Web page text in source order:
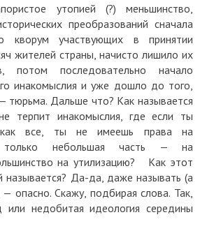
утопией (?) меньшинство,
преобразований сначала
кворум участвующих в принятии
жителей страны, начисто лишило их
потом последовательно начало
инакомыслия и уже дошло до того,
тюрьма. Дальше что? Как называется
терпит инакомыслия, где если ты
все, ты не имеешь права на
только небольшая часть — на
на утилизацию? Как этот
называется? Да-да, даже называть (а
опасно. Скажу, подбирая слова. Так,
или недобитая идеология середины